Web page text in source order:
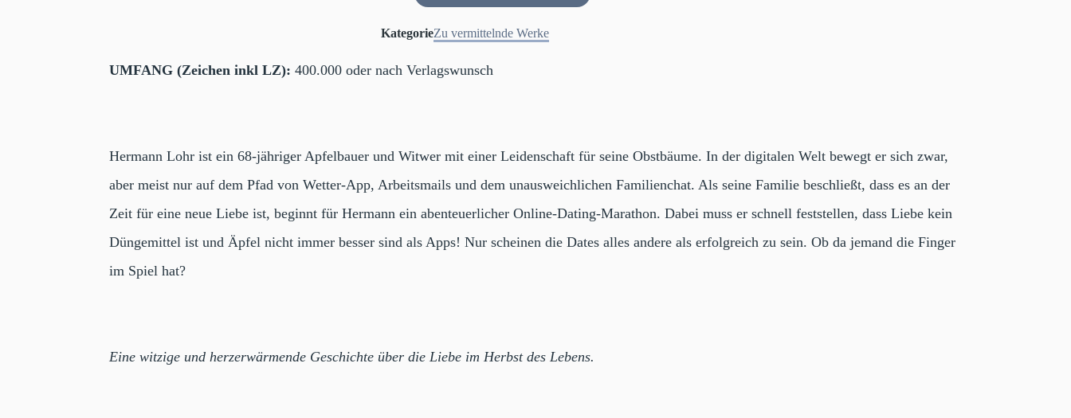
KategorieZu vermittelnde Werke
UMFANG (Zeichen inkl LZ): 400.000 oder nach Verlagswunsch
Hermann Lohr ist ein 68-jähriger Apfelbauer und Witwer mit einer Leidenschaft für seine Obstbäume. In der digitalen Welt bewegt er sich zwar,
aber meist nur auf dem Pfad von Wetter-App, Arbeitsmails und dem unausweichlichen Familienchat. Als seine Familie beschließt, dass es an der
Zeit für eine neue Liebe ist, beginnt für Hermann ein abenteuerlicher Online-Dating-Marathon. Dabei muss er schnell feststellen, dass Liebe kein
Düngemittel ist und Äpfel nicht immer besser sind als Apps! Nur scheinen die Dates alles andere als erfolgreich zu sein. Ob da jemand die Finger
im Spiel hat?
Eine witzige und herzerwärmende Geschichte über die Liebe im Herbst des Lebens.